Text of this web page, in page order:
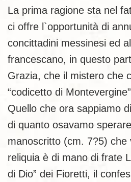
La prima ragione sta nel
ci offre l`opportunità di
concittadini messinesi ed
francescano, in questo
Grazia, che il mistero che
“codicetto di
Quello che ora sappiamo
di quanto osavamo
manoscritto (cm. 7?5) che
reliquia è di mano di frate
di Dio” dei Fioretti, il